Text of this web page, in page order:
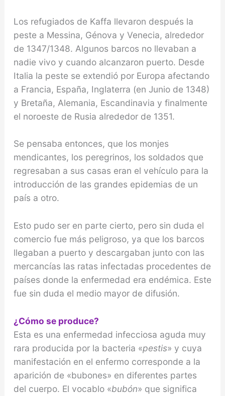
Los refu­giados de Kaffa llevaron después la
peste a Messina, Génova y Venecia, alrededor
de 1347/1348. Algunos barcos no llevaban a
nadie vivo y cuando alcanzaron puerto. Desde
Italia la peste se extendió por Europa afectando
a Francia, España, Inglaterra (en Junio de 1348)
y Bretaña, Alemania, Escandinavia y finalmen­te
el noroeste de Rusia alrededor de 1351.
Se pensaba entonces, que los monjes
mendicantes, los peregrinos, los soldados que
regresaban a sus casas eran el vehículo para la
introducción de las grandes epidemias de un
país a otro.
Esto pudo ser en parte cierto, pero sin duda el
comercio fue más peligroso, ya que los barcos
llegaban a puerto y descargaban junto con las
mercancías las ratas infectadas proce­dentes de
países donde la enfermedad era endémica. Este
fue sin duda el medio mayor de difusión.
¿Cómo se produce?
Esta es una enfermedad infecciosa aguda muy
rara producida por la bacteria «pestis» y cuya
manifes­tación en el enfermo corresponde a la
aparición de «bubones» en diferentes partes
del cuerpo. El vocablo «bubón» que significa